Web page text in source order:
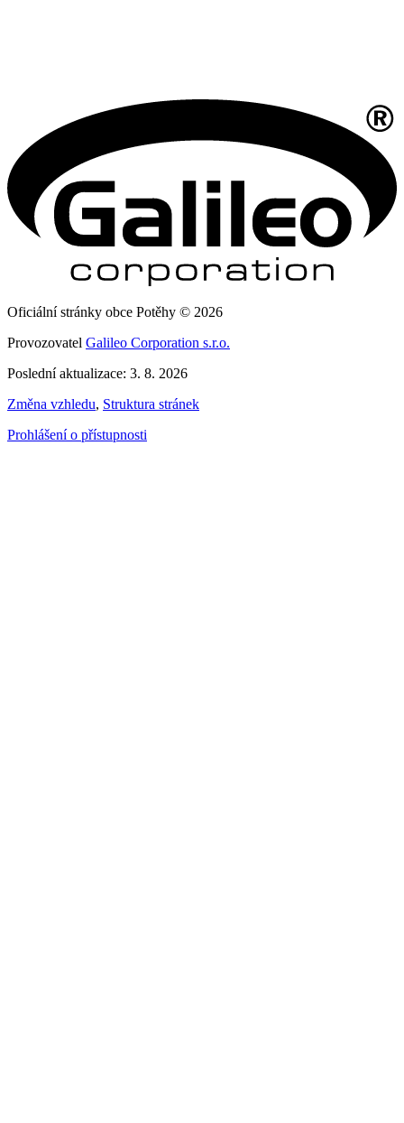
Oficiální stránky obce Potěhy © 2026
Provozovatel Galileo Corporation s.r.o.
Poslední aktualizace: 3. 8. 2026
Změna vzhledu, Struktura stránek
Prohlášení o přístupnosti